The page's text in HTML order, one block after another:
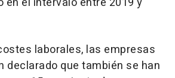
laborales, las empresas
declarado que también se han